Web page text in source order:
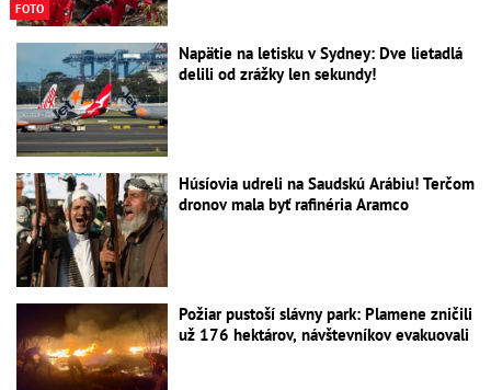
FOTO
Napätie na letisku v Sydney: Dve lietadlá
delili od zrážky len sekundy!
Húsíovia udreli na Saudskú Arábiu! Terčom
dronov mala byť rafinéria Aramco
Požiar pustoší slávny park: Plamene zničili
už 176 hektárov, návštevníkov evakuovali